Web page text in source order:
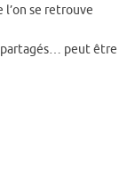
l’on se retrouve
partagés… peut être